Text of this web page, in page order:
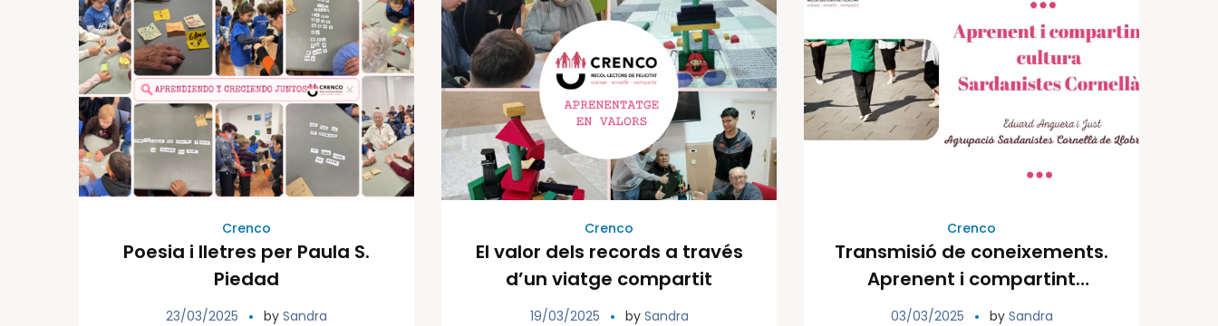
Crenco
Poesia i lletres per Paula S.
Piedad
23/03/2025 by Sandra
Crenco
El valor dels records a través
d’un viatge compartit
19/03/2025 by Sandra
Crenco
Transmisió de coneixements.
Aprenent i compartint
cultura
03/03/2025 by Sandra